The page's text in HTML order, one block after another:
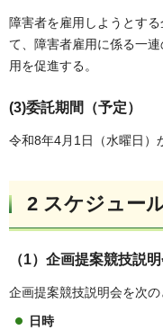
障害者を雇用しようとす
て、障害者雇用に係る一
用を促進する。
(3)委託期間（予定）
令和8年4月1日（水曜日）
2 スケジュー
（1）企画提案競技説
企画提案競技説明会を次の
日時